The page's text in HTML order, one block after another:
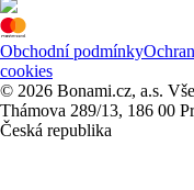
Obchodní podmínky
cookies
© 2026 Bonami.cz, a.s.
Thámova 289/13, 186 00
Česká republika